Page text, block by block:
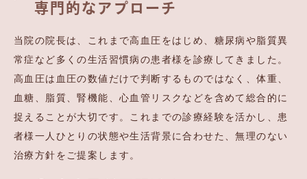
専門的なアプローチ
当院の院長は、これまで高血圧をはじめ、糖尿病や脂質異
常症など多くの生活習慣病の患者様を診療してきました。
高血圧は血圧の数値だけで判断するものではなく、体重、
血糖、脂質、腎機能、心血管リスクなどを含めて総合的に
捉えることが大切です。これまでの診療経験を活かし、患
者様一人ひとりの状態や生活背景に合わせた、無理のない
治療方針をご提案します。